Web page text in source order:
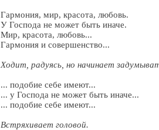
Гармония, мир, красота, любовь.
У Господа не может быть иначе.
Мир, красота, любовь...
Гармония и совершенство...
Ходит, радуясь, но начинает
... подобие себе имеют...
... у Господа не может быть иначе...
... подобие себе имеют...
Встряхивает головой.